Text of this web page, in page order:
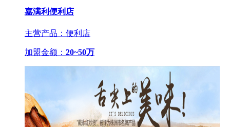
嘉满利便利店
主营产品：便利店
加盟金额： 20~50万